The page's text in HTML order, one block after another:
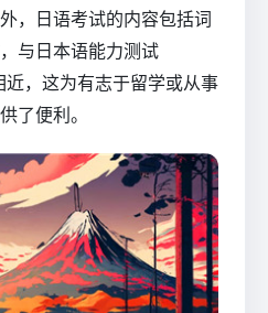
，日语考试的内容包括词
与日本语能力测试
近，这为有志于留学或从事
了便利。